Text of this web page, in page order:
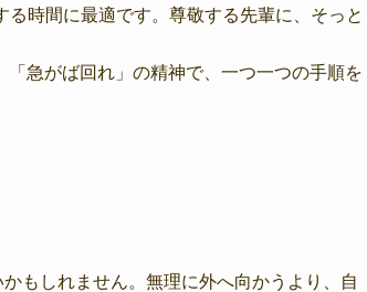
時間に最適です。尊敬する先輩に、そっと
急がば回れ」の精神で、一つ一つの手順を
もしれません。無理に外へ向かうより、自